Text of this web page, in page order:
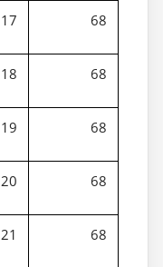
68
17
68
18
68
19
68
20
68
21